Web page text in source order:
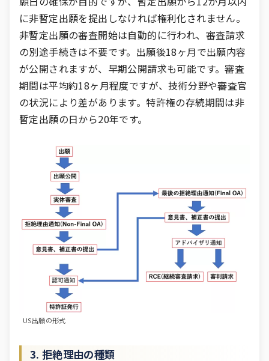
に非暫定出願を提出しなければ権利化されません。
非暫定出願の審査開始は自動的に行われ、審査請求
の別途手続きは不要です。出願後18ヶ月で出願内容
が公開されますが、早期公開請求も可能です。審査
期間は平均約18ヶ月程度ですが、技術分野や審査官
の状況により差があります。特許権の存続期間は非
暫定出願の日から20年です。
US出願の形式
3. 拒絶理由の種類